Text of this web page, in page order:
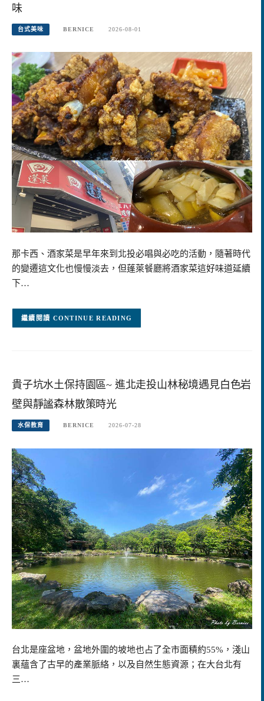
味
台式美味 BERNICE 2026-08-01
那卡西、酒家菜是早年來到北投必唱與必吃的活動，隨著時代
的變遷這文化也慢慢淡去，但蓬萊餐廳將酒家菜這好味道延續
下…
CONTINUE READING
貴子坑水土保持園區~ 進北走投山林秘境遇見白色岩
壁與靜謐森林散策時光
水保教育 BERNICE 2026-07-28
台北是座盆地，盆地外圍的坡地也占了全市面積約55%，淺山
裏蘊含了古早的產業脈絡，以及自然生態資源；在大台北有
三…